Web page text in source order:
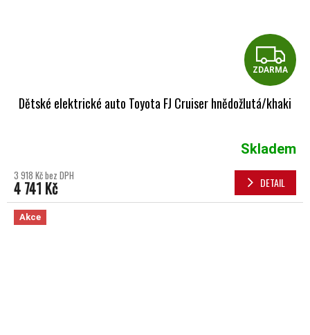
ZDARMA
Dětské elektrické auto Toyota FJ Cruiser hnědožlutá/khaki
Skladem
3 918 Kč bez DPH
4 741 Kč DETAIL
Akce